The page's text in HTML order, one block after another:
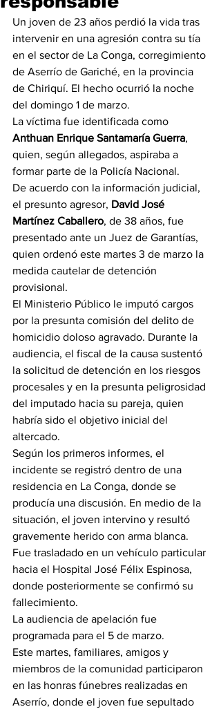
Un joven de 23 años perdió la vida tras
intervenir en una agresión contra su tía
en el sector de La Conga, corregimiento
de Aserrío de Gariché, en la provincia
de Chiriquí. El hecho ocurrió la noche
del domingo 1 de marzo.
La víctima fue identificada como
Anthuan Enrique Santamaría Guerra,
quien, según allegados, aspiraba a
formar parte de la Policía Nacional.
De acuerdo con la información judicial,
el presunto agresor, David José
Martínez Caballero, de 38 años, fue
presentado ante un Juez de Garantías,
quien ordenó este martes 3 de marzo la
medida cautelar de detención
provisional.
El Ministerio Público le imputó cargos
por la presunta comisión del delito de
homicidio doloso agravado. Durante la
audiencia, el fiscal de la causa sustentó
la solicitud de detención en los riesgos
procesales y en la presunta peligrosidad
del imputado hacia su pareja, quien
habría sido el objetivo inicial del
altercado.
Según los primeros informes, el
incidente se registró dentro de una
residencia en La Conga, donde se
producía una discusión. En medio de la
situación, el joven intervino y resultó
gravemente herido con arma blanca.
Fue trasladado en un vehículo particular
hacia el Hospital José Félix Espinosa,
donde posteriormente se confirmó su
fallecimiento.
La audiencia de apelación fue
programada para el 5 de marzo.
Este martes, familiares, amigos y
miembros de la comunidad participaron
en las honras fúnebres realizadas en
Aserrío, donde el joven fue sepultado